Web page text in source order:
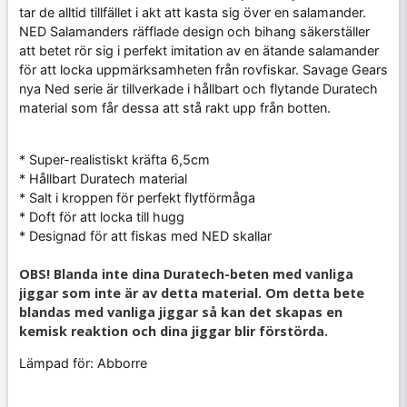
tar de alltid tillfället i akt att kasta sig över en salamander.
NED Salamanders räfflade design och bihang säkerställer
att betet rör sig i perfekt imitation av en ätande salamander
för att locka uppmärksamheten från rovfiskar. Savage Gears
nya Ned serie är tillverkade i hållbart och flytande Duratech
material som får dessa att stå rakt upp från botten.
* Super-realistiskt kräfta 6,5cm
* Hållbart Duratech material
* Salt i kroppen för perfekt flytförmåga
* Doft för att locka till hugg
* Designad för att fiskas med NED skallar
OBS! Blanda inte dina Duratech-beten med vanliga
jiggar som inte är av detta material. Om detta bete
blandas med vanliga jiggar så kan det skapas en
kemisk reaktion och dina jiggar blir förstörda.
Lämpad för: Abborre